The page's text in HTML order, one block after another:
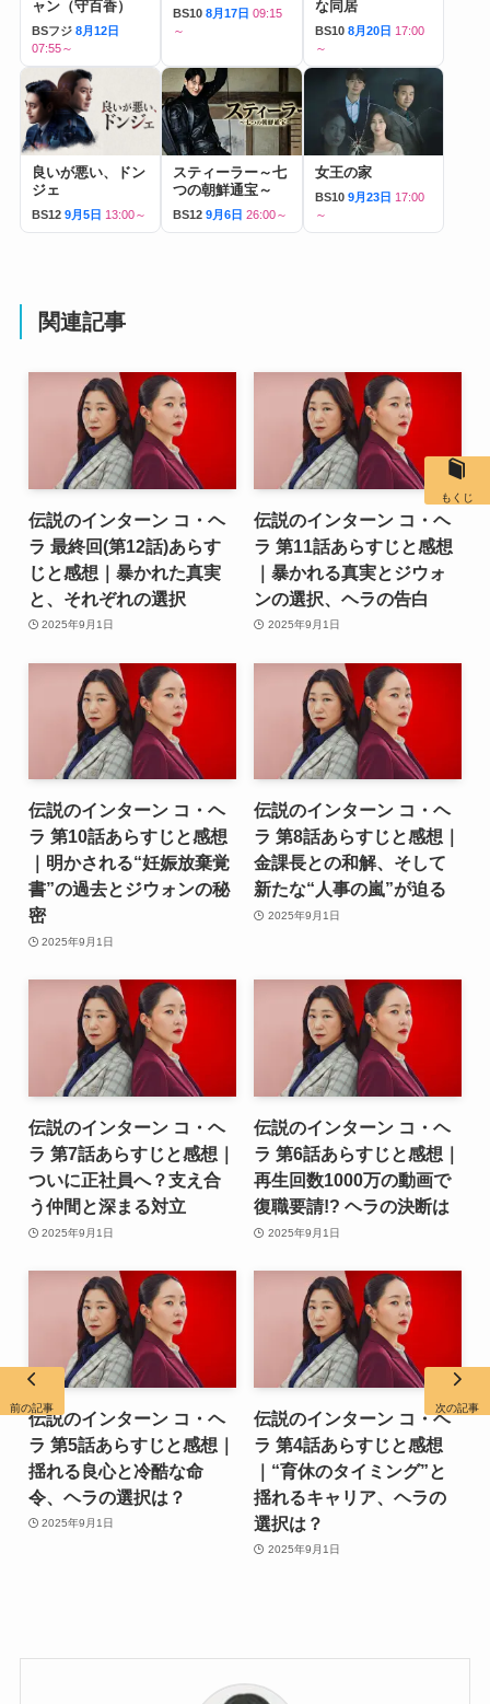
ャン（守百香）
BSフジ 8月12日
07:55～
BS10 8月17日 09:15
～
な同居
BS10 8月20日 17:00
～
良いが悪い、ドン
ジェ
BS12 9月5日 13:00～
スティーラー～七
つの朝鮮通宝～
BS12 9月6日 26:00～
女王の家
BS10 9月23日 17:00
～
関連記事
伝説のインターン コ・ヘ
ラ 最終回(第12話)あらす
じと感想｜暴かれた真実
と、それぞれの選択
2025年9月1日
伝説のインターン コ・ヘ
ラ 第11話あらすじと感想
｜暴かれる真実とジウォ
ンの選択、ヘラの告白
2025年9月1日
伝説のインターン コ・ヘ
ラ 第10話あらすじと感想
｜明かされる“妊娠放棄覚
書”の過去とジウォンの秘
密
2025年9月1日
伝説のインターン コ・ヘ
ラ 第8話あらすじと感想｜
金課長との和解、そして
新たな“人事の嵐”が迫る
2025年9月1日
伝説のインターン コ・ヘ
ラ 第7話あらすじと感想｜
ついに正社員へ？支え合
う仲間と深まる対立
2025年9月1日
伝説のインターン コ・ヘ
ラ 第6話あらすじと感想｜
再生回数1000万の動画で
復職要請!? ヘラの決断は
2025年9月1日
伝説のインターン コ・ヘ
ラ 第5話あらすじと感想｜
揺れる良心と冷酷な命
令、ヘラの選択は？
2025年9月1日
伝説のインターン コ・ヘ
ラ 第4話あらすじと感想
｜“育休のタイミング”と
揺れるキャリア、ヘラの
選択は？
2025年9月1日
前の記事 次の記事
もくじ